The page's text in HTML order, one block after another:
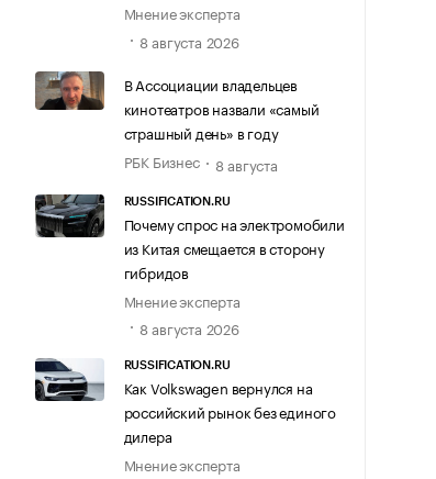
Мнение эксперта
8 августа 2026
В Ассоциации владельцев
кинотеатров назвали «самый
страшный день» в году
РБК Бизнес
8 августа
RUSSIFICATION.RU
Почему спрос на электромобили
из Китая смещается в сторону
гибридов
Мнение эксперта
8 августа 2026
RUSSIFICATION.RU
Как Volkswagen вернулся на
российский рынок без единого
дилера
Мнение эксперта